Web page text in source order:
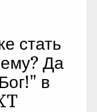
стать
Да
в